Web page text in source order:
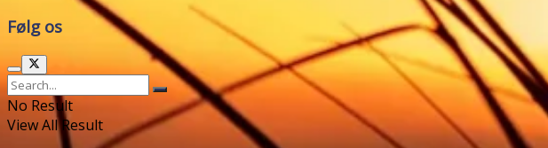
Følg os
No Result
View All Result